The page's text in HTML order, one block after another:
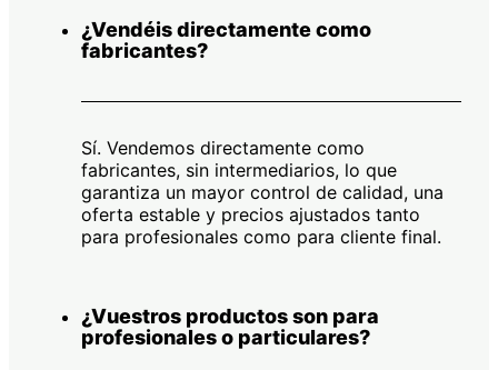
¿Vendéis directamente como
fabricantes?
Sí. Vendemos directamente como
fabricantes, sin intermediarios, lo que
garantiza un mayor control de calidad, una
oferta estable y precios ajustados tanto
para profesionales como para cliente final.
¿Vuestros productos son para
profesionales o particulares?